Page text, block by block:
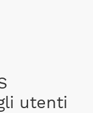
utenti